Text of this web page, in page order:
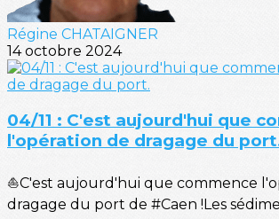
Régine CHATAIGNER
14 octobre 2024
04/11 : C'est aujourd'hui que
l'opération de dragage du
⛵C'est aujourd'hui que commence
dragage du port de #Caen !Les